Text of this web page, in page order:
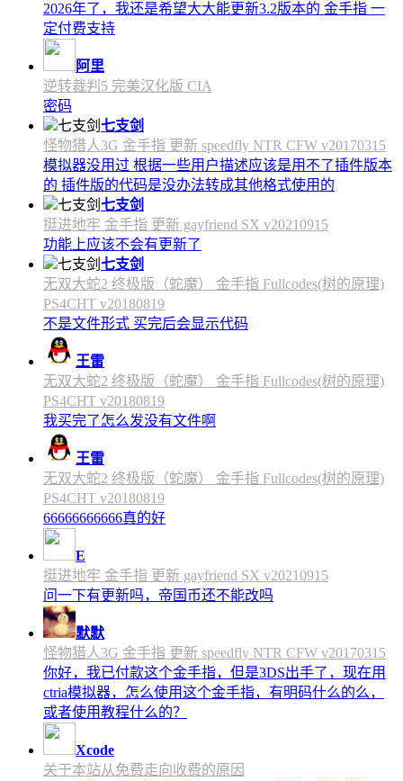
2026年了，我还是希望大大能更新3.2版本的 金手指 一
定付费支持
阿里
逆转裁判5 完美汉化版 CIA
密码
七支剑
怪物猎人3G 金手指 更新 speedfly NTR CFW v20170315
模拟器没用过 根据一些用户描述应该是用不了插件版本
的 插件版的代码是没办法转成其他格式使用的
七支剑
挺进地牢 金手指 更新 gayfriend SX v20210915
功能上应该不会有更新了
七支剑
无双大蛇2 终极版（蛇魔） 金手指 Fullcodes(树的原理)
PS4CHT v20180819
不是文件形式 买完后会显示代码
王雷
无双大蛇2 终极版（蛇魔） 金手指 Fullcodes(树的原理)
PS4CHT v20180819
我买完了怎么发没有文件啊
王雷
无双大蛇2 终极版（蛇魔） 金手指 Fullcodes(树的原理)
PS4CHT v20180819
66666666666真的好
E
挺进地牢 金手指 更新 gayfriend SX v20210915
问一下有更新吗，帝国币还不能改吗
默默
怪物猎人3G 金手指 更新 speedfly NTR CFW v20170315
你好，我已付款这个金手指，但是3DS出手了，现在用
ctria模拟器，怎么使用这个金手指，有明码什么的么，
或者使用教程什么的？
Xcode
关于本站从免费走向收费的原因